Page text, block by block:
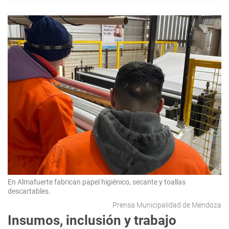
En Almafuerte fabrican papel higiénico, secante y toallas
descartables.
Prensa Municipalidad de Mendoza
Insumos, inclusión y trabajo